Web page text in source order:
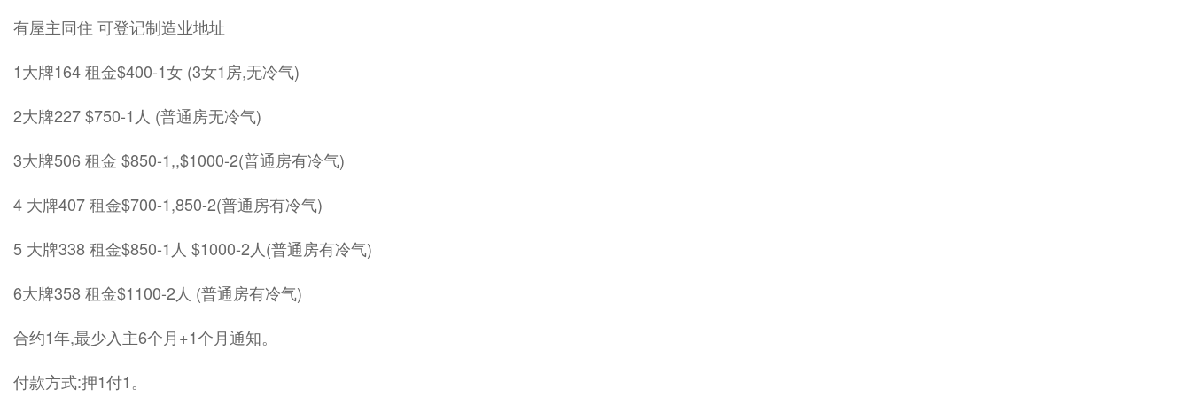
有屋主同住 可登记制造业地址
1大牌164 租金$400-1女 (3女1房,无冷气)
2大牌227 $750-1人 (普通房无冷气)
3大牌506 租金 $850-1,,$1000-2(普通房有冷气)
4 大牌407 租金$700-1,850-2(普通房有冷气)
5 大牌338 租金$850-1人 $1000-2人(普通房有冷气)
6大牌358 租金$1100-2人 (普通房有冷气)
合约1年,最少入主6个月+1个月通知。
付款方式:押1付1。